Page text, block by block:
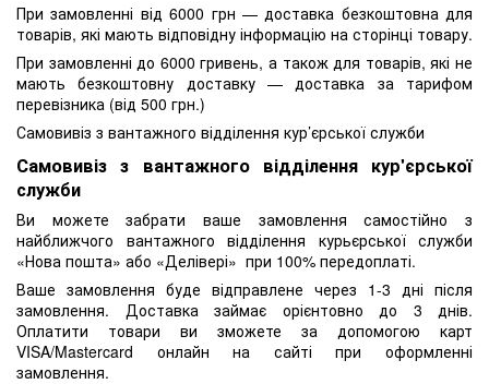
При замовленні від 6000 грн — доставка безкоштовна для
товарів, які мають відповідну інформацію на сторінці товару.
При замовленні до 6000 гривень, а також для товарів, які не
мають безкоштовну доставку — доставка за тарифом
перевізника (від 500 грн.)
Самовивіз з вантажного відділення кур’єрської служби
Самовивіз з вантажного відділення кур'єрської
служби
Ви можете забрати ваше замовлення самостійно з
найближчого вантажного відділення курьєрської служби
«Нова пошта» або «Делівері» при 100% передоплаті.
Ваше замовлення буде відправлене через 1-3 дні після
замовлення. Доставка займає орієнтовно до 3 днів.
Оплатити товари ви зможете за допомогою карт
VISA/Mastercard онлайн на сайті при оформленні
замовлення.